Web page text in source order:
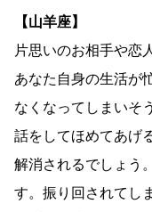
【山羊座】
片思いのお相手や恋
あなた自身の生活が
なくなってしまいそ
話をしてほめてあげ
解消されるでしょう
す。振り回されてし